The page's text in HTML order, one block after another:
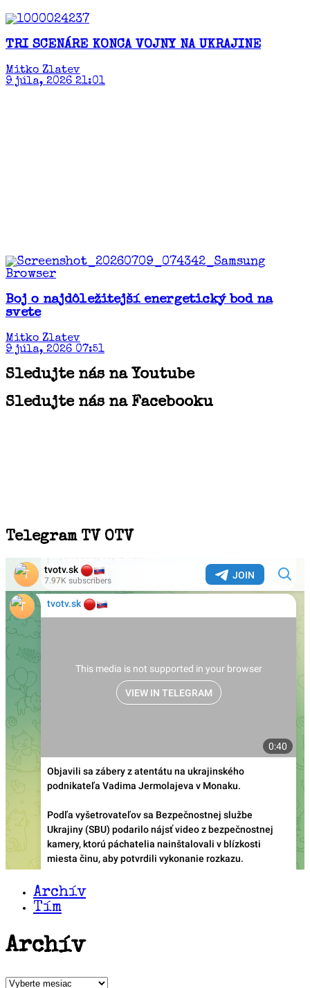
TRI SCENÁRE KONCA VOJNY NA UKRAJINE
Mitko Zlatev
9 júla, 2026 21:01
Boj o najdôležitejší energetický bod na
svete
Mitko Zlatev
9 júla, 2026 07:51
Sledujte nás na Youtube
Sledujte nás na Facebooku
Telegram TV OTV
Archív
Tím
Archív
Archív